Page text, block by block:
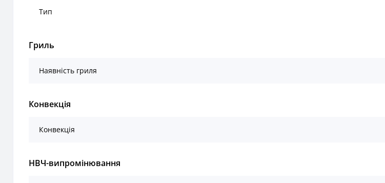
Тип
Гриль
Наявність гриля
Конвекція
Конвекція
НВЧ-випромінювання